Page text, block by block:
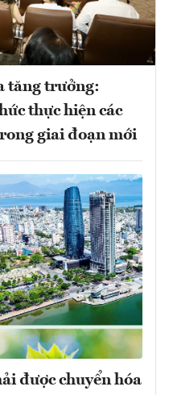
tăng trưởng:
thực hiện các
giai đoạn mới
được chuyển hóa